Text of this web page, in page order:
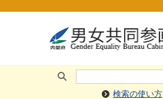
検索の使い方